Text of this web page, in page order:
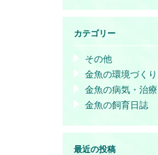
カテゴリー
その他
金魚の環境づくり
金魚の病気・治療
金魚の飼育日誌
最近の投稿